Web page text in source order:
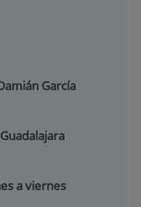
García
a viernes